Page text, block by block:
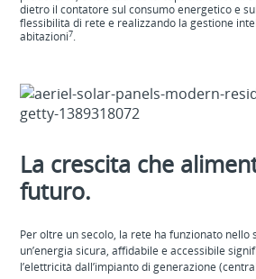
dietro il contatore sul consumo energetico e
flessibilità di rete e realizzando la gestione
abitazioni7.
La crescita che
futuro.
Per oltre un secolo, la rete ha funzionato nello
un’energia sicura, affidabile e accessibile
l’elettricità dall’impianto di generazione